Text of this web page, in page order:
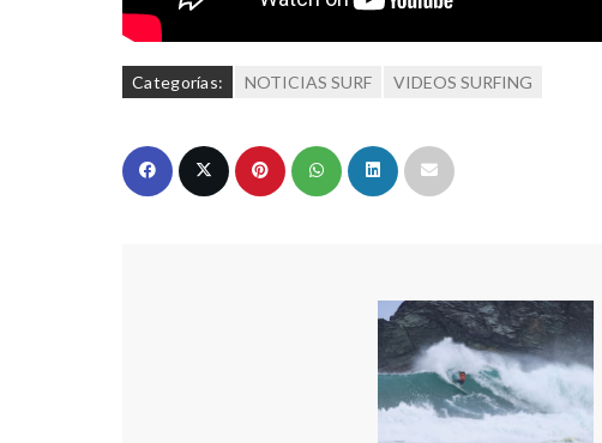
Categorías: NOTICIAS SURF VIDEOS SURFING